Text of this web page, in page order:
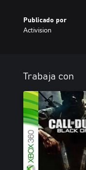
Publicado por
Activision
Trabaja con